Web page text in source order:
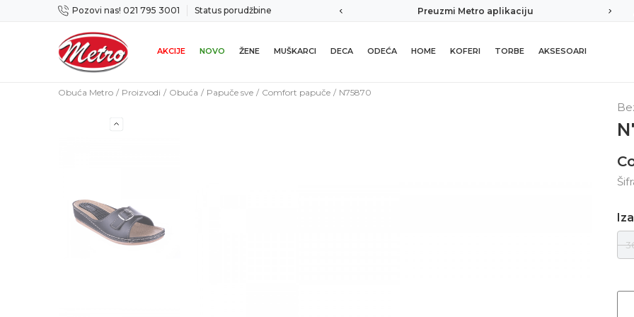
Pozovi nas! 021 795 3001 Status porudžbine
Mogućnost zamene u roku od 14 dana Preuzmi Metro aplikaciju
AKCIJE NOVO ŽENE MUŠKARCI DECA ODEĆA HOME KOFERI TORBE AKSESOARI
Obuća Metro Proizvodi Obuća Papuče sve Comfort papuče N75870